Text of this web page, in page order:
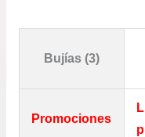
Bujías (3)
Promociones